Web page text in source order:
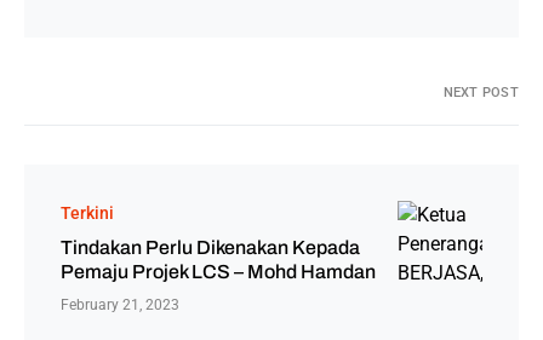
NEXT POST
Terkini
Tindakan Perlu Dikenakan Kepada
Pemaju Projek LCS – Mohd Hamdan
February 21, 2023